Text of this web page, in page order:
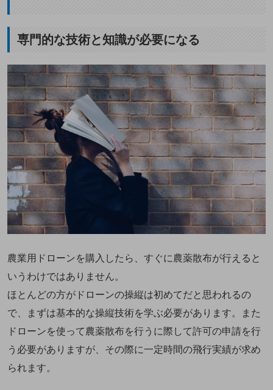
専門的な技術と知識が必要になる
農業用ドローンを購入したら、すぐに農薬散布が行えると
いうわけではありません。
ほとんどの方がドローンの操縦は初めてだと思われるの
で、まずは基本的な操縦技術を学ぶ必要があります。また
ドローンを使って農薬散布を行うに際して許可の申請を行
う必要がありますが、その際に一定時間の飛行実績が求め
られます。